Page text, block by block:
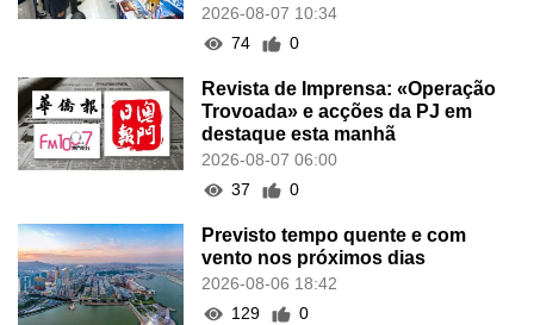
2026-08-07 10:34
74
0
Revista de Imprensa: «Operação
Trovoada» e acções da PJ em
destaque esta manhã
2026-08-07 06:00
37
0
Previsto tempo quente e com
vento nos próximos dias
2026-08-06 18:42
129
0